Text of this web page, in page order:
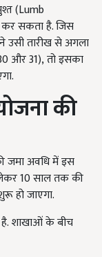
(Lumb
कर सकता है. जिस
उसी तारीख से अगला
और 31), तो इसका
की
जमा अवधि में इस
10 साल तक की
हो जाएगा.
है. शाखाओं के बीच